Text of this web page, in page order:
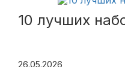
10 лучших
26.05.2026